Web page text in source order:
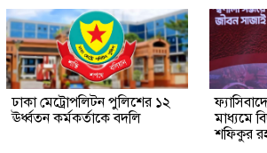
ঢাকা মেট্রোপলিটন পুলিশের ১২
ঊর্ধ্বতন কর্মকর্তাকে বদলি
মাধ্যমে
শফিকুর